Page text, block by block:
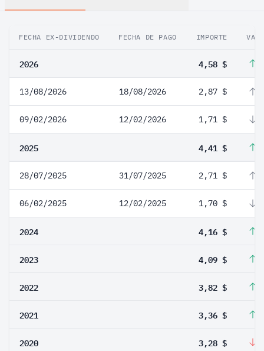
FECHA EX-DIVIDENDO FECHA DE PAGO IMPORTE
2026 4,58 $
13/08/2026 18/08/2026 2,87 $
09/02/2026 12/02/2026 1,71 $
2025 4,41 $
28/07/2025 31/07/2025 2,71 $
06/02/2025 12/02/2025 1,70 $
2024 4,16 $
2023 4,09 $
2022 3,82 $
2021 3,36 $
2020 3,28 $